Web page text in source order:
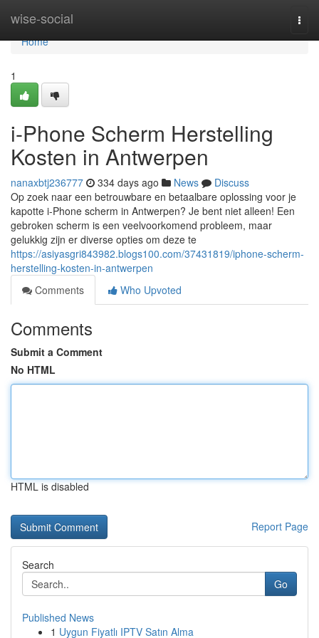
wise-social
Home
Home
1
i-Phone Scherm Herstelling
Kosten in Antwerpen
nanaxbtj236777 334 days ago News
Discuss
Op zoek naar een betrouwbare en betaalbare oplossing voor je
kapotte i-Phone scherm in Antwerpen? Je bent niet alleen! Een
gebroken scherm is een veelvoorkomend probleem, maar
gelukkig zijn er diverse opties om deze te
https://asiyasgri843982.blogs100.com/37431819/iphone-scherm-
herstelling-kosten-in-antwerpen
Comments
Who Upvoted
Comments
Submit a Comment
No HTML
HTML is disabled
Report Page
Search
Go
Published News
1 Uygun Fiyatlı IPTV Satın Alma